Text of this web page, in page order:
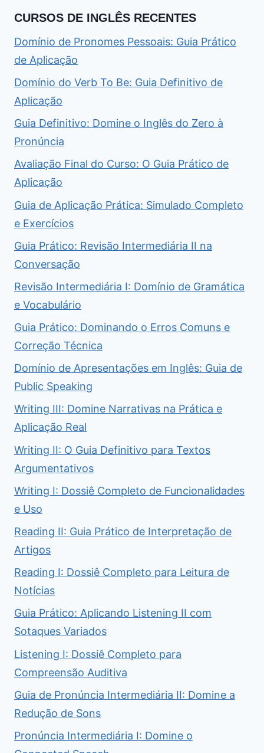
CURSOS DE INGLÊS RECENTES
Domínio de Pronomes Pessoais: Guia Prático
de Aplicação
Domínio do Verb To Be: Guia Definitivo de
Aplicação
Guia Definitivo: Domine o Inglês do Zero à
Pronúncia
Avaliação Final do Curso: O Guia Prático de
Aplicação
Guia de Aplicação Prática: Simulado Completo
e Exercícios
Guia Prático: Revisão Intermediária II na
Conversação
Revisão Intermediária I: Domínio de Gramática
e Vocabulário
Guia Prático: Dominando o Erros Comuns e
Correção Técnica
Domínio de Apresentações em Inglês: Guia de
Public Speaking
Writing III: Domine Narrativas na Prática e
Aplicação Real
Writing II: O Guia Definitivo para Textos
Argumentativos
Writing I: Dossiê Completo de Funcionalidades
e Uso
Reading II: Guia Prático de Interpretação de
Artigos
Reading I: Dossiê Completo para Leitura de
Notícias
Guia Prático: Aplicando Listening II com
Sotaques Variados
Listening I: Dossiê Completo para
Compreensão Auditiva
Guia de Pronúncia Intermediária II: Domine a
Redução de Sons
Pronúncia Intermediária I: Domine o